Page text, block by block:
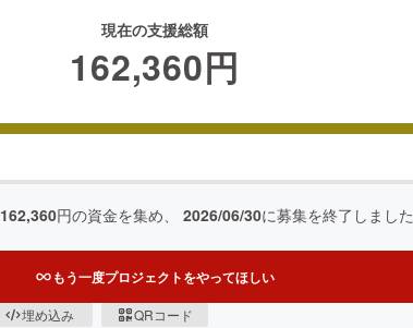
現在の支援総額
162,360円
162,360円の資金を集め、 2026/06/30に募集を終了しました
もう一度プロジェクトをやってほしい
埋め込み QRコード